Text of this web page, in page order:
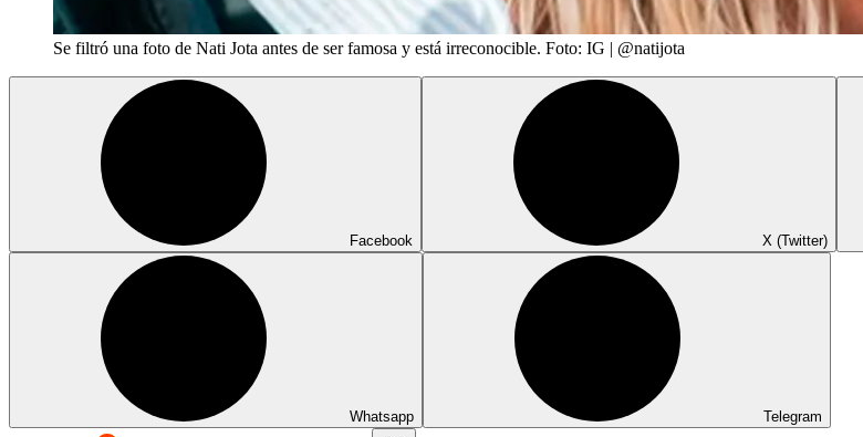
Se filtró una foto de Nati Jota antes de ser famosa y está irreconocible. Foto: IG | @natijota
Facebook X (Twitter)
Whatsapp Telegram